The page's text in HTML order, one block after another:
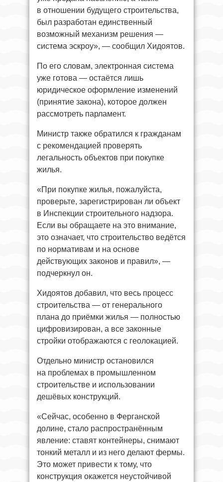
в отношении будущего строительства,
был разработан единственный
возможный механизм решения —
система эскроу», — сообщил Хидоятов.
По его словам, электронная система
уже готова — остаётся лишь
юридическое оформление изменений
(принятие закона), которое должен
рассмотреть парламент.
Министр также обратился к гражданам
с рекомендацией проверять
легальность объектов при покупке
жилья.
«При покупке жилья, пожалуйста,
проверьте, зарегистрирован ли объект
в Инспекции строительного надзора.
Если вы обращаете на это внимание,
это означает, что строительство ведётся
по нормативам и на основе
действующих законов и правил», —
подчеркнул он.
Хидоятов добавил, что весь процесс
строительства — от генерального
плана до приёмки жилья — полностью
цифровизирован, а все законные
стройки отображаются с геолокацией.
Отдельно министр остановился
на проблемах в промышленном
строительстве и использовании
дешёвых конструкций.
«Сейчас, особенно в Ферганской
долине, стало распространённым
явление: ставят контейнеры, снимают
тонкий металл и из него делают фермы.
Это может привести к тому, что
конструкция окажется неустойчивой